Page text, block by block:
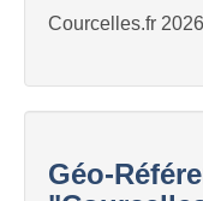
Courcelles.fr 2026
Géo-